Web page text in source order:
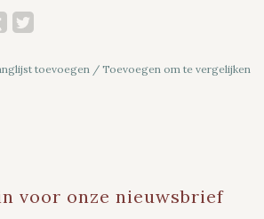
toevoegen / Toevoegen om te vergelijken
voor onze nieuwsbrief